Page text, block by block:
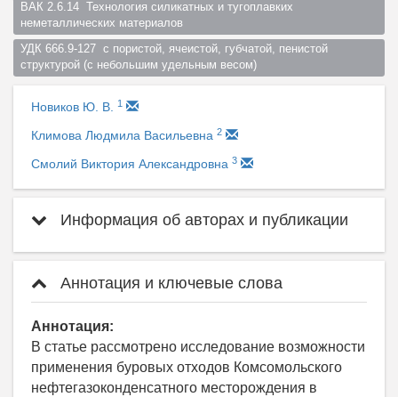
ВАК 2.6.14  Технология силикатных и тугоплавких
неметаллических материалов
УДК 666.9-127  с пористой, ячеистой, губчатой, пенистой
структурой (с небольшим удельным весом)
Новиков Ю. В. 1
Климова Людмила Васильевна 2
Смолий Виктория Александровна 3
Информация об авторах и публикации
Аннотация и ключевые слова
Аннотация:
В статье рассмотрено исследование возможности
применения буровых отходов Комсомольского
нефтегазоконденсатного месторождения в